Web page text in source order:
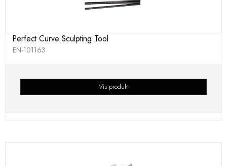
Perfect Curve Sculpting Tool
EN-101163
Vis produkt